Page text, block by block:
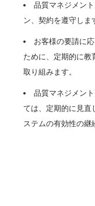
品質マネジメン
ン、契約を遵守しま
お客様の要請に
ために、定期的に教
取り組みます。
品質マネジメン
ては、定期的に見直
ステムの有効性の継